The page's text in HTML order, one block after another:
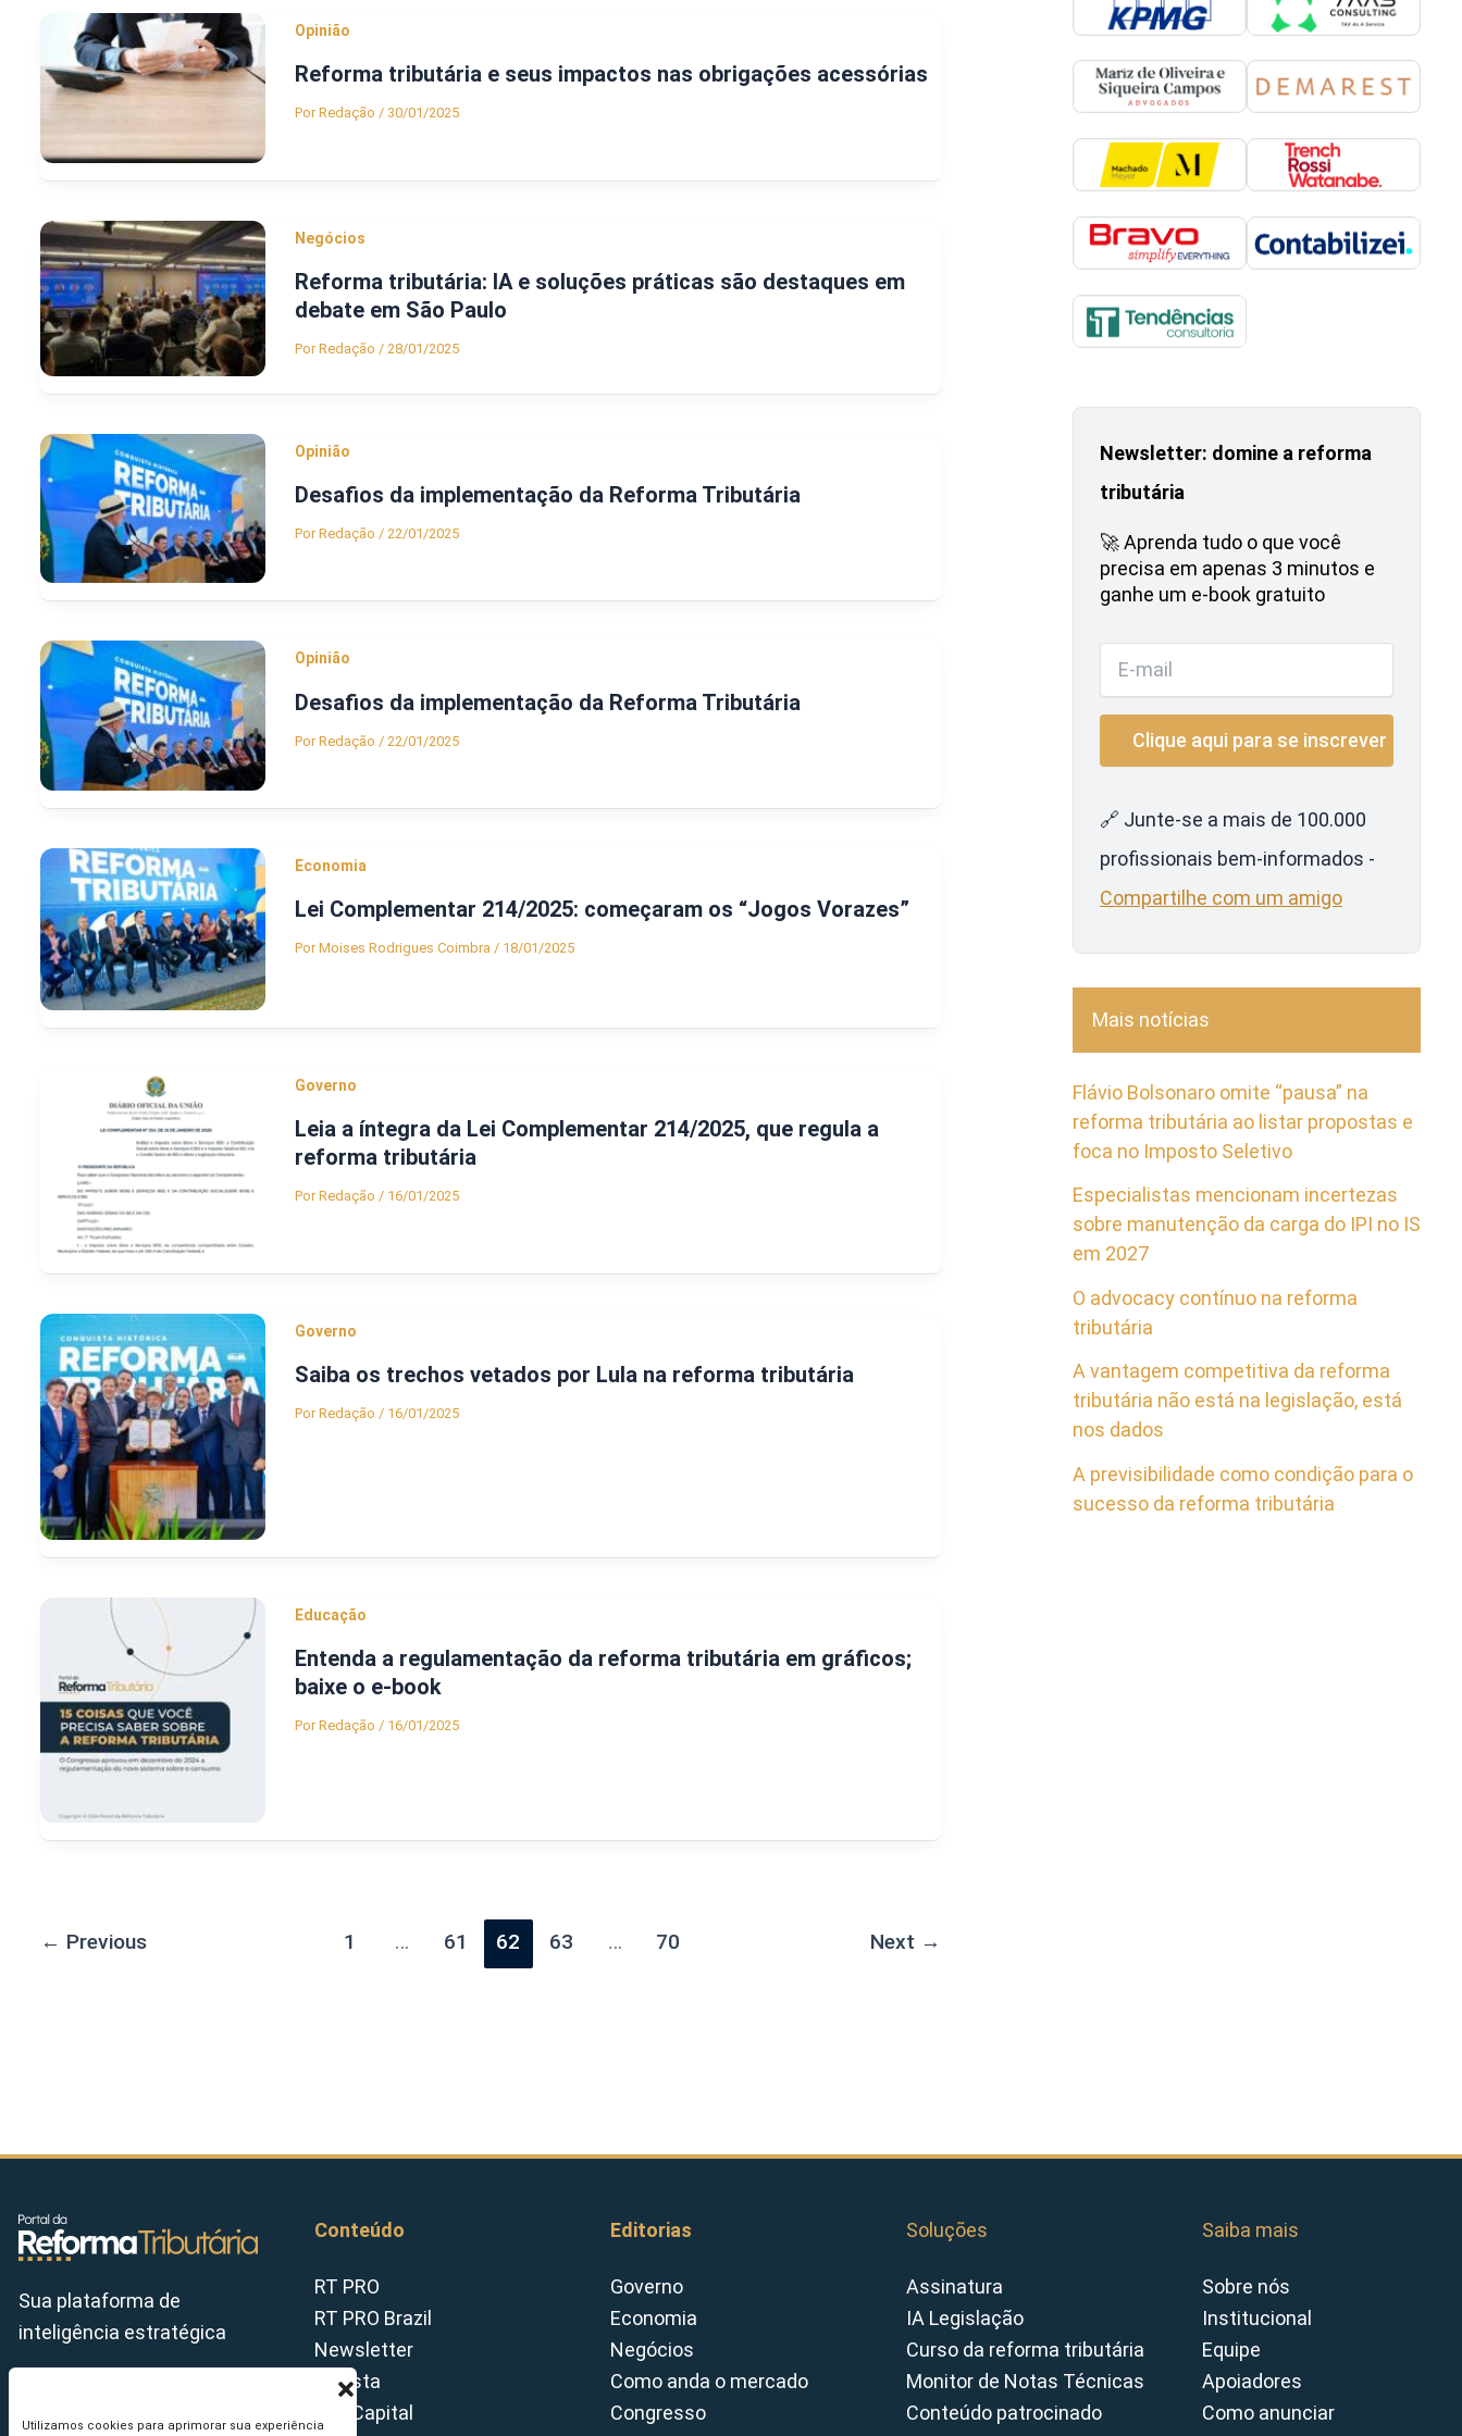
Utilizamos cookies para aprimorar sua experiência
Opinião
Reforma tributária e seus impactos nas obrigações acessórias
PorRedação / 30/01/2025
Negócios
Reforma tributária: IA e soluções práticas são destaques em
debate em São Paulo
PorRedação / 28/01/2025
Opinião
Desafios da implementação da Reforma Tributária
PorRedação / 22/01/2025
Opinião
Desafios da implementação da Reforma Tributária
PorRedação / 22/01/2025
Economia
Lei Complementar 214/2025: começaram os “Jogos Vorazes”
PorMoises Rodrigues Coimbra / 18/01/2025
Governo
Leia a íntegra da Lei Complementar 214/2025, que regula a
reforma tributária
PorRedação / 16/01/2025
Governo
Saiba os trechos vetados por Lula na reforma tributária
PorRedação / 16/01/2025
Educação
Entenda a regulamentação da reforma tributária em gráficos;
baixe o e-book
PorRedação / 16/01/2025
← Previous 1 … 61 62 63 … 70 Next →
Newsletter: domine a reforma
tributária
🚀 Aprenda tudo o que você
precisa em apenas 3 minutos e
ganhe um e-book gratuito
🔗 Junte-se a mais de 100.000
profissionais bem-informados -
Compartilhe com um amigo
Mais notícias
Flávio Bolsonaro omite “pausa” na
reforma tributária ao listar propostas e
foca no Imposto Seletivo
Especialistas mencionam incertezas
sobre manutenção da carga do IPI no IS
em 2027
O advocacy contínuo na reforma
tributária
A vantagem competitiva da reforma
tributária não está na legislação, está
nos dados
A previsibilidade como condição para o
sucesso da reforma tributária
Sua plataforma de
inteligência estratégica
Conteúdo
RT PRO
RT PRO Brazil
Newsletter
Revista
Tax Capital
Editorias
Governo
Economia
Negócios
Como anda o mercado
Congresso
Soluções
Assinatura
IA Legislação
Curso da reforma tributária
Monitor de Notas Técnicas
Conteúdo patrocinado
Saiba mais
Sobre nós
Institucional
Equipe
Apoiadores
Como anunciar